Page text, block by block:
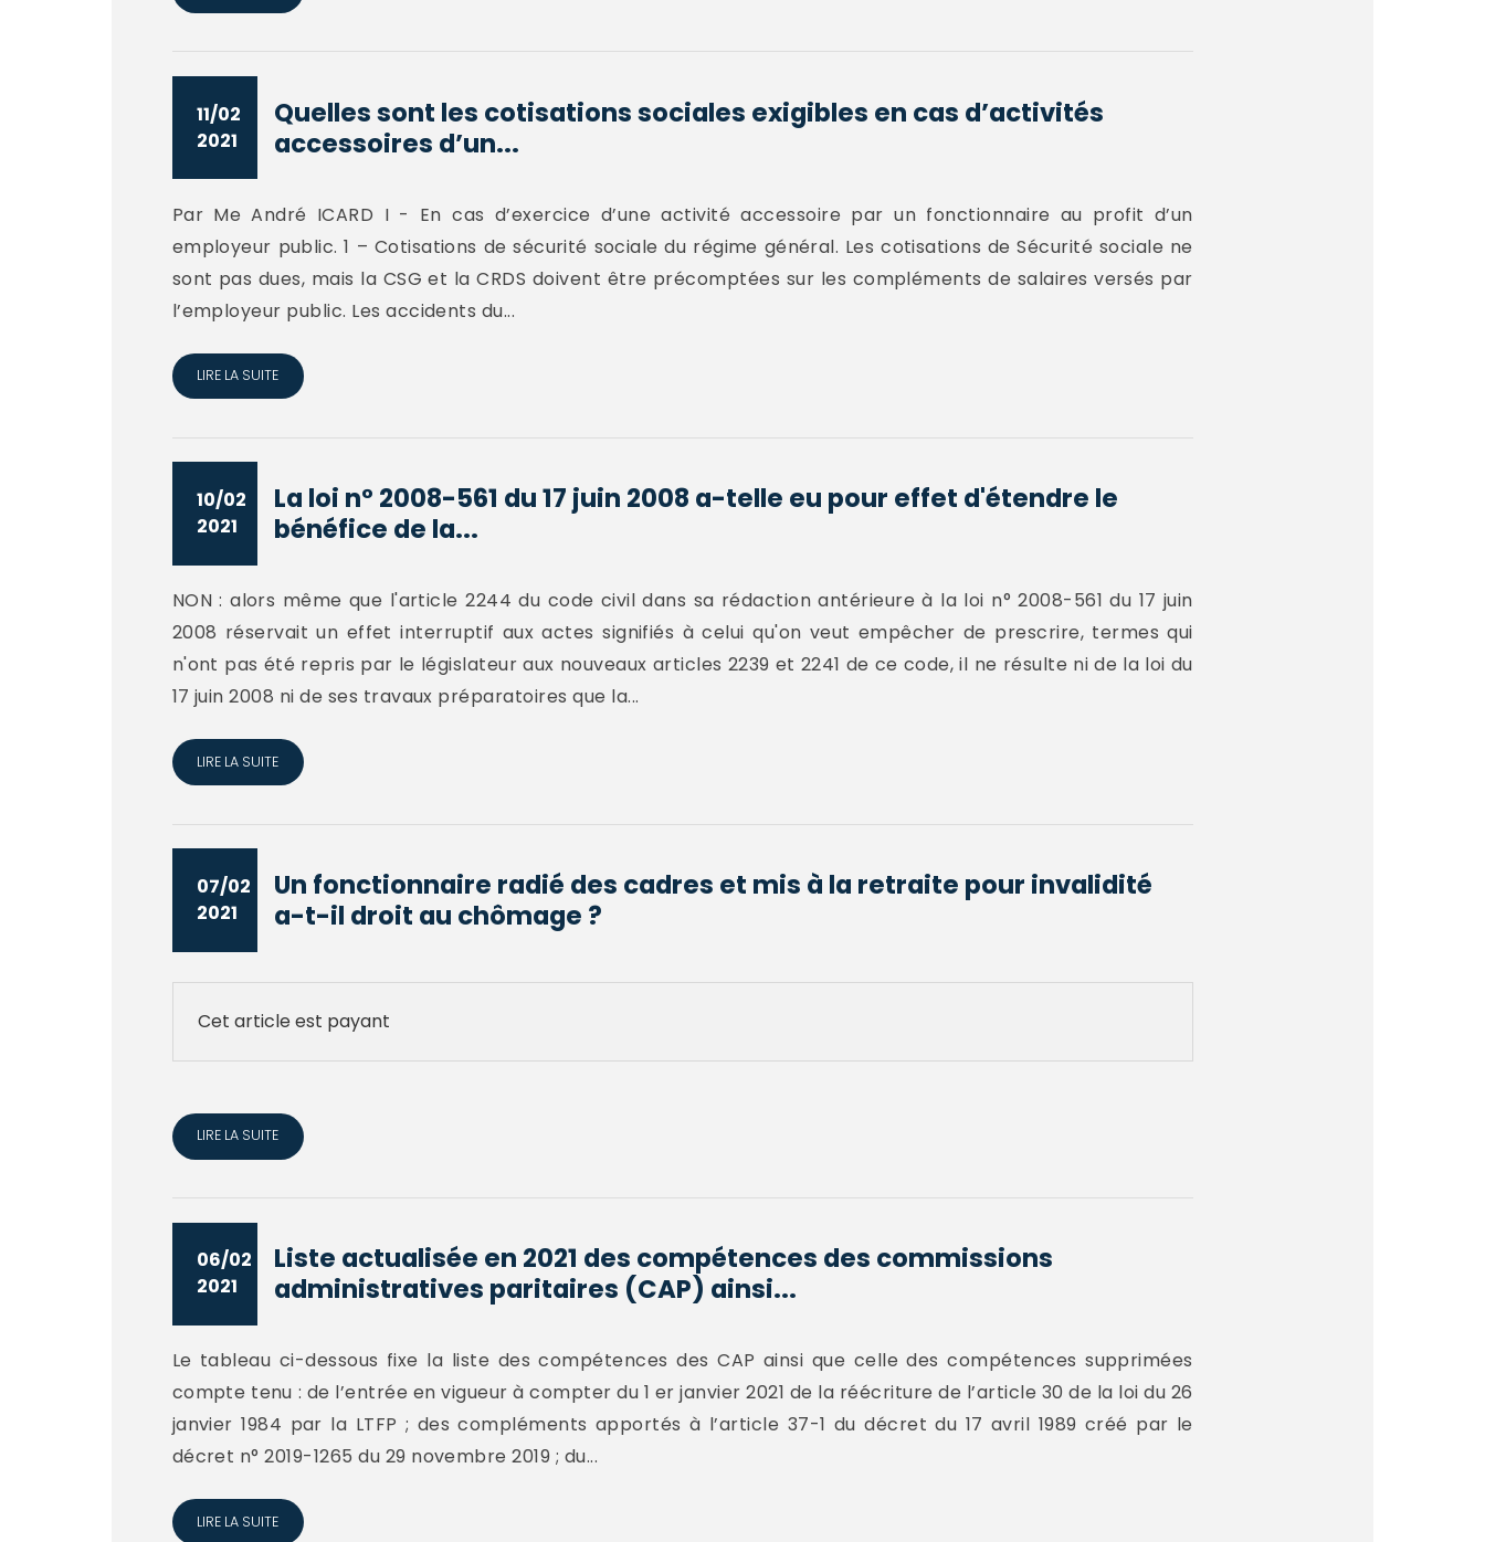
11/02
2021
Quelles sont les cotisations sociales exigibles en cas d’activités
accessoires d’un...
Par Me André ICARD I - En cas d’exercice d’une activité accessoire par un fonctionnaire au profit d’un
employeur public. 1 – Cotisations de sécurité sociale du régime général. Les cotisations de Sécurité sociale ne
sont pas dues, mais la CSG et la CRDS doivent être précomptées sur les compléments de salaires versés par
l’employeur public. Les accidents du...
LIRE LA SUITE
10/02
2021
La loi n° 2008-561 du 17 juin 2008 a-telle eu pour effet d'étendre le
bénéfice de la...
NON : alors même que l'article 2244 du code civil dans sa rédaction antérieure à la loi n° 2008-561 du 17 juin
2008 réservait un effet interruptif aux actes signifiés à celui qu'on veut empêcher de prescrire, termes qui
n'ont pas été repris par le législateur aux nouveaux articles 2239 et 2241 de ce code, il ne résulte ni de la loi du
17 juin 2008 ni de ses travaux préparatoires que la...
LIRE LA SUITE
07/02
2021
Un fonctionnaire radié des cadres et mis à la retraite pour invalidité
a-t-il droit au chômage ?
Cet article est payant
LIRE LA SUITE
06/02
2021
Liste actualisée en 2021 des compétences des commissions
administratives paritaires (CAP) ainsi...
Le tableau ci-dessous fixe la liste des compétences des CAP ainsi que celle des compétences supprimées
compte tenu : de l’entrée en vigueur à compter du 1 er janvier 2021 de la réécriture de l’article 30 de la loi du 26
janvier 1984 par la LTFP ; des compléments apportés à l’article 37-1 du décret du 17 avril 1989 créé par le
décret n° 2019-1265 du 29 novembre 2019 ; du...
LIRE LA SUITE